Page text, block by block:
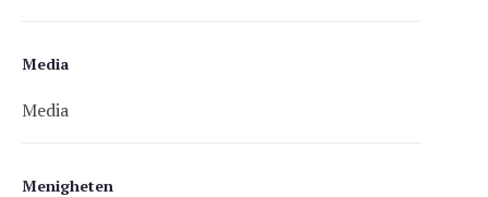
Menigheten
Media
Media